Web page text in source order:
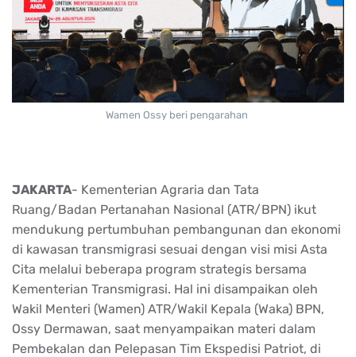
Wamen Ossy beri pengarahan
JAKARTA- Kementerian Agraria dan Tata
Ruang/Badan Pertanahan Nasional (ATR/BPN) ikut
mendukung pertumbuhan pembangunan dan ekonomi
di kawasan transmigrasi sesuai dengan visi misi Asta
Cita melalui beberapa program strategis bersama
Kementerian Transmigrasi. Hal ini disampaikan oleh
Wakil Menteri (Wamen) ATR/Wakil Kepala (Waka) BPN,
Ossy Dermawan, saat menyampaikan materi dalam
Pembekalan dan Pelepasan Tim Ekspedisi Patriot, di